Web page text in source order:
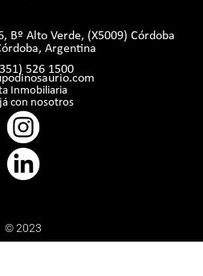
Bº Alto Verde, (X5009) Córdoba
Argentina
526 1500
Inmobiliaria
con nosotros
© 2023